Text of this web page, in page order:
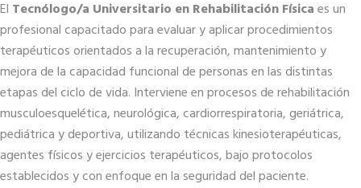
El Tecnólogo/a Universitario en Rehabilitación Físicaes un
profesional capacitado para evaluar y aplicar procedimientos
terapéuticos orientados a la recuperación, mantenimiento y
mejora de la capacidad funcional de personas en las distintas
etapas del ciclo de vida. Interviene en procesos de rehabilitación
musculoesquelética, neurológica, cardiorrespiratoria, geriátrica,
pediátrica y deportiva, utilizando técnicas kinesioterapéuticas,
agentes físicos y ejercicios terapéuticos, bajo protocolos
establecidos y con enfoque en la seguridad del paciente.